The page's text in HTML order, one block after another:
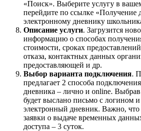
«Поиск». Выберите услугу в
перейдите по ссылке «Получение
электронному дневнику
Описание услуги. Загрузится
информацию о способах
стоимости, сроках
отказа, контактных данных
предоставляющей и др.
Выбор варианта подключения.
предлагает 2 способа
дневника – лично и online.
будет выслано письмо с логином
электронный дневник. Важно, что
заявки о выдаче временных
доступа – 3 суток.